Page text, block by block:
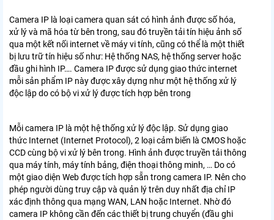
Camera IP là loại camera quan sát có hình ảnh được số hóa,
xử lý và mã hóa từ bên trong, sau đó truyền tải tín hiệu ảnh số
qua một kết nối internet về máy vi tính, cũng có thể là một thiết
bị lưu trữ tín hiệu số như: Hệ thống NAS, hệ thống server hoặc
đầu ghi hình IP…. Camera IP được sử dụng giao thức internet
mỗi sản phẩm IP này được xây dựng như một hệ thống xử lý
độc lập do có bộ vi xử lý được tích hợp bên trong
Mỗi camera IP là một hệ thống xử lý độc lập. Sử dụng giao
thức Internet (Internet Protocol), 2 loại cảm biến là CMOS hoặc
CCD cùng bộ vi xử lý bên trong. Hình ảnh được truyền tải thông
qua máy tính, máy tính bảng, điện thoại thông minh, … Do có
một giao diện Web được tích hợp sẵn trong camera IP. Nên cho
phép người dùng truy cập và quản lý trên duy nhất địa chỉ IP
xác định thông qua mạng WAN, LAN hoặc Internet. Nhờ đó
camera IP không cần đến các thiết bị trung chuyển (đầu ghi